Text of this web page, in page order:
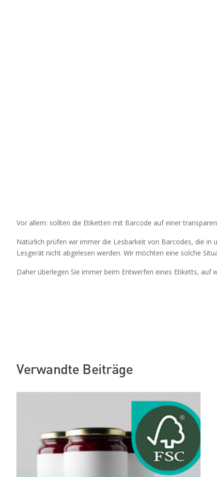
Vor allem: sollten die Etiketten mit Barcode auf einer
Natürlich prüfen wir immer die Lesbarkeit von Barcodes, die in
Lesgerät nicht abgelesen werden. Wir möchten eine solche
Daher überlegen Sie immer beim Entwerfen eines Etiketts,
Verwandte Beiträge